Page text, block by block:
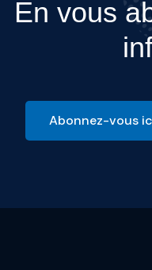
En vous
Abonnez-vous